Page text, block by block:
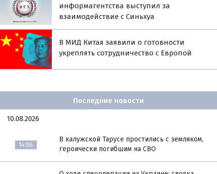
информагентства выступил за
взаимодействие с Синьхуа
В МИД Китая заявили о готовности
укреплять сотрудничество с Европой
Последние новости
10.08.2026
14:06
В калужской Тарусе простились с земляком,
героически погибшим на СВО